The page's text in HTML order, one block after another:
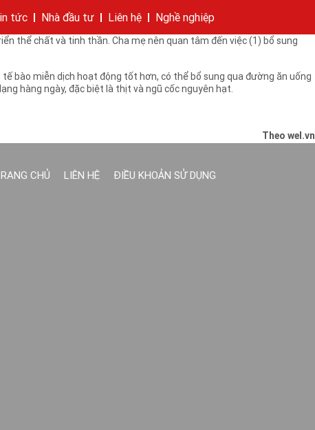
Cam kết của KIDO Nhà sáng lập
bánh
tức
chí của tập đoàn
Nhà đầu tư
cáo Thông tin cổ phần Các công ty thành viên Liên hệ
Liên hệ Nghề nghiệp
lo lắng trước những nguy cơ có hại cho bé đến từ môi trường xung
thể chất và tinh thần. Cha mẹ nên quan tâm đến việc (1) bổ sung
bào miễn dịch hoạt động tốt hơn, có thể bổ sung qua đường ăn uống
hàng ngày, đặc biệt là thịt và ngũ cốc nguyên hạt.
Theo wel.vn
CHỦ LIÊN HỆ ĐIỀU KHOẢN SỬ DỤNG